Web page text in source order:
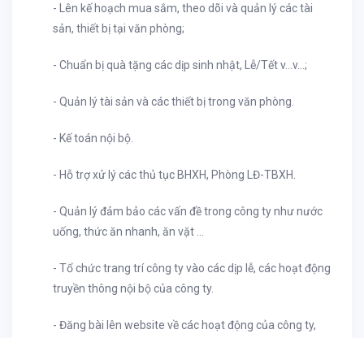
- Lên kế hoạch mua sắm, theo dõi và quản lý các tài
sản, thiết bị tại văn phòng;
- Chuẩn bị quà tặng các dịp sinh nhật, Lễ/Tết v…v…;
- Quản lý tài sản và các thiết bị trong văn phòng.
- Kế toán nội bộ.
- Hỗ trợ xử lý các thủ tục BHXH, Phòng LĐ-TBXH.
- Quản lý đảm bảo các vấn đề trong công ty như nước
uống, thức ăn nhanh, ăn vặt …
- Tổ chức trang trí công ty vào các dịp lễ, các hoạt động
truyền thông nội bộ của công ty.
- Đăng bài lên website về các hoạt động của công ty,